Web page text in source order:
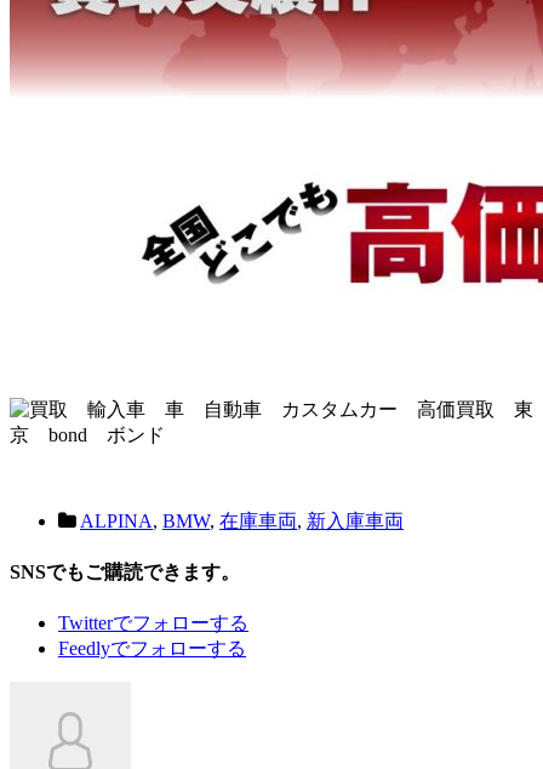
ALPINA, BMW, 在庫車両, 新入庫車両
SNSでもご購読できます。
Twitterでフォローする
Feedlyでフォローする